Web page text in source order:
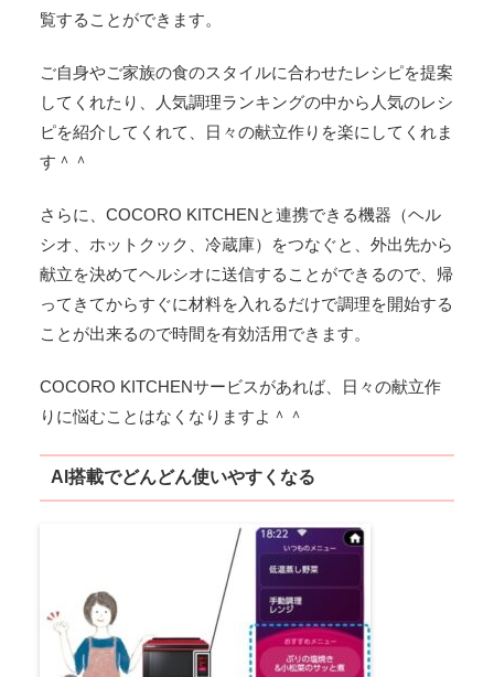
覧することができます。
ご自身やご家族の食のスタイルに合わせたレシピを提案
してくれたり、人気調理ランキングの中から人気のレシ
ピを紹介してくれて、日々の献立作りを楽にしてくれま
す＾＾
さらに、COCORO KITCHENと連携できる機器（ヘル
シオ、ホットクック、冷蔵庫）をつなぐと、外出先から
献立を決めてヘルシオに送信することができるので、帰
ってきてからすぐに材料を入れるだけで調理を開始する
ことが出来るので時間を有効活用できます。
COCORO KITCHENサービスがあれば、日々の献立作
りに悩むことはなくなりますよ＾＾
AI搭載でどんどん使いやすくなる